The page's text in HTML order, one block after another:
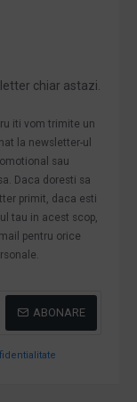
chiar astazi.
iti vom trimite un
la newsletter-ul
sau
Daca doresti sa
primit, daca esti
tau in acest scop,
pentru orice
ABONARE